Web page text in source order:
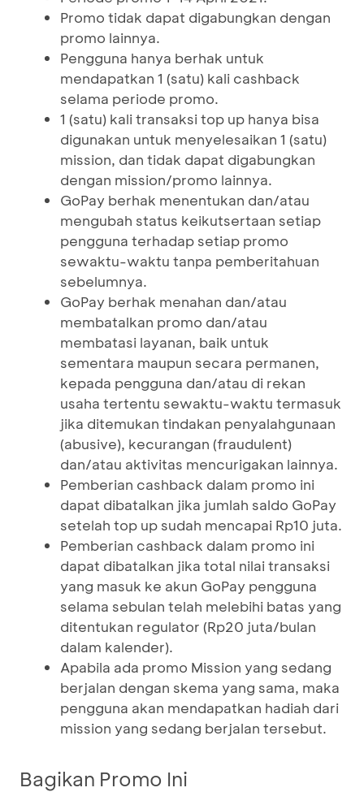
Promo tidak dapat digabungkan dengan
promo lainnya.
Pengguna hanya berhak untuk
mendapatkan 1 (satu) kali cashback
selama periode promo.
1 (satu) kali transaksi top up hanya bisa
digunakan untuk menyelesaikan 1 (satu)
mission, dan tidak dapat digabungkan
dengan mission/promo lainnya.
GoPay berhak menentukan dan/atau
mengubah status keikutsertaan setiap
pengguna terhadap setiap promo
sewaktu-waktu tanpa pemberitahuan
sebelumnya.
GoPay berhak menahan dan/atau
membatalkan promo dan/atau
membatasi layanan, baik untuk
sementara maupun secara permanen,
kepada pengguna dan/atau di rekan
usaha tertentu sewaktu-waktu termasuk
jika ditemukan tindakan penyalahgunaan
(abusive), kecurangan (fraudulent)
dan/atau aktivitas mencurigakan lainnya.
Pemberian cashback dalam promo ini
dapat dibatalkan jika jumlah saldo GoPay
setelah top up sudah mencapai Rp10 juta.
Pemberian cashback dalam promo ini
dapat dibatalkan jika total nilai transaksi
yang masuk ke akun GoPay pengguna
selama sebulan telah melebihi batas yang
ditentukan regulator (Rp20 juta/bulan
dalam kalender).
Apabila ada promo Mission yang sedang
berjalan dengan skema yang sama, maka
pengguna akan mendapatkan hadiah dari
mission yang sedang berjalan tersebut.
Bagikan Promo Ini